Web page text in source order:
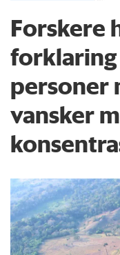
Forskere
personer
vansker